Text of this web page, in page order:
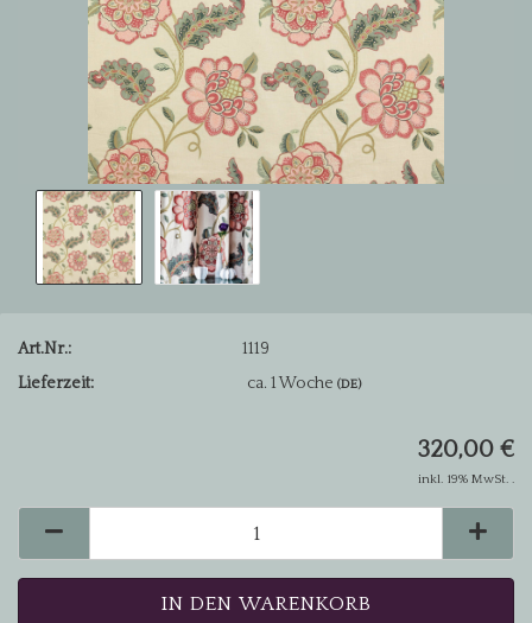
Art.Nr.:
1119
Lieferzeit:
ca. 1 Woche(DE)
320,00 €
inkl. 19% MwSt. .